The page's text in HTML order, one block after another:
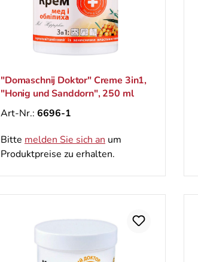
"Domaschnij Doktor" Creme 3in1,
"Honig und Sanddorn", 250 ml
Art-Nr.: 6696-1
Bitte melden Sie sich an um
Produktpreise zu erhalten.